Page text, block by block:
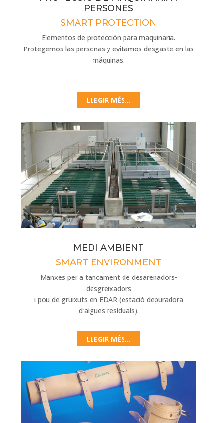
PERSONES
SMART PROTECTION
Elementos de protección para maquinaria.
Protegemos las personas y evitamos desgaste en las
máquinas.
LLEGIR MÉS...
MEDI AMBIENT
SMART ENVIRONMENT
Manxes per a tancament de desarenadors-
desgreixadors
i pou de gruixuts en EDAR (estació depuradora
d’aigües residuals).
LLEGIR MÉS...